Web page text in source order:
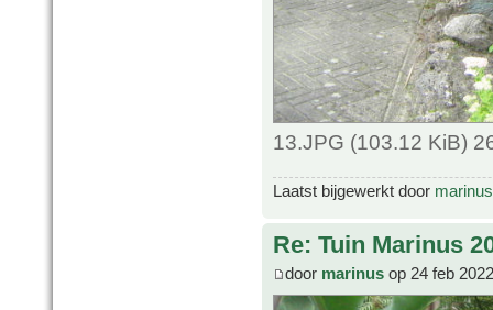
13.JPG (103.12 KiB)
Laatst bijgewerkt door marinus
Re: Tuin Marinus
door marinus op 24 feb